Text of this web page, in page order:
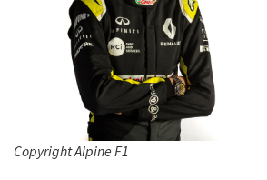
Copyright Alpine F1